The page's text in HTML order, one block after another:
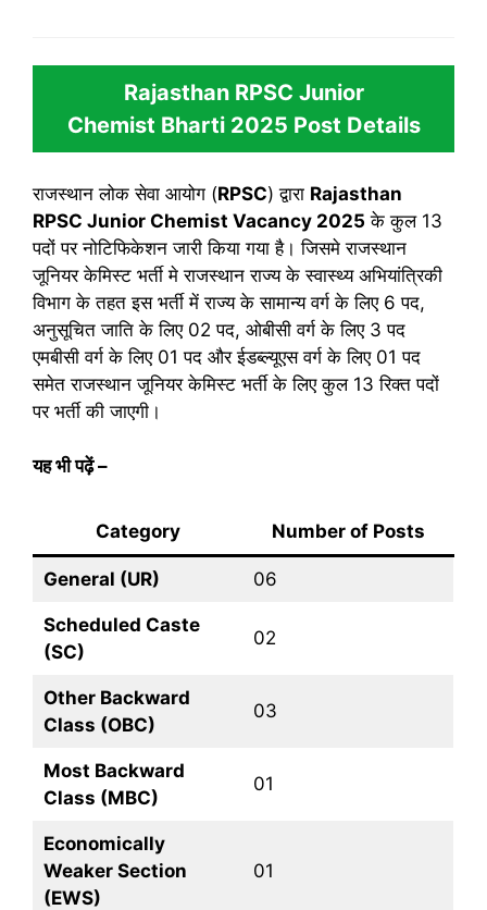
Rajasthan RPSC Junior
Chemist Bharti 2025 Post Details
राजस्थान लोक सेवा आयोग (RPSC) द्वारा Rajasthan
RPSC Junior Chemist Vacancy 2025 के कुल 13
पदों पर नोटिफिकेशन जारी किया गया है। जिसमे राजस्थान
जूनियर केमिस्ट भर्ती मे राजस्थान राज्य के स्वास्थ्य अभियांत्रिकी
विभाग के तहत इस भर्ती में राज्य के सामान्य वर्ग के लिए 6 पद,
अनुसूचित जाति के लिए 02 पद, ओबीसी वर्ग के लिए 3 पद
एमबीसी वर्ग के लिए 01 पद और ईडब्ल्यूएस वर्ग के लिए 01 पद
समेत राजस्थान जूनियर केमिस्ट भर्ती के लिए कुल 13 रिक्त पदों
पर भर्ती की जाएगी।
यह भी पढ़ें –
Category Number of Posts
General (UR) 06
Scheduled Caste
(SC)
02
Other Backward
Class (OBC)
03
Most Backward
Class (MBC)
01
Economically
Weaker Section
(EWS)
01